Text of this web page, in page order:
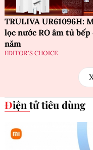
TRULIVA UR61096H:
lọc nước RO âm tủ bếp
năm
EDITOR'S CHOICE
Điện tử tiêu dùng